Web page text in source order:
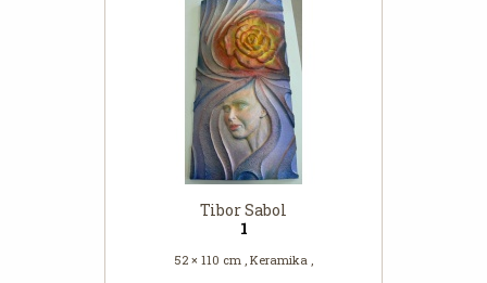
Tibor Sabol
1
52 × 110 cm , Keramika ,